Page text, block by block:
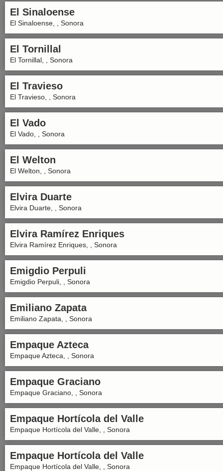
El Sinaloense
El Sinaloense, , Sonora
El Tornillal
El Tornillal, , Sonora
El Travieso
El Travieso, , Sonora
El Vado
El Vado, , Sonora
El Welton
El Welton, , Sonora
Elvira Duarte
Elvira Duarte, , Sonora
Elvira Ramírez Enriques
Elvira Ramírez Enriques, , Sonora
Emigdio Perpuli
Emigdio Perpuli, , Sonora
Emiliano Zapata
Emiliano Zapata, , Sonora
Empaque Azteca
Empaque Azteca, , Sonora
Empaque Graciano
Empaque Graciano, , Sonora
Empaque Hortícola del Valle
Empaque Hortícola del Valle, , Sonora
Empaque Hortícola del Valle
Empaque Hortícola del Valle, , Sonora